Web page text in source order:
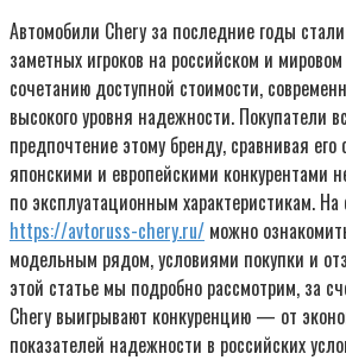
Автомобили Chery за последние годы
заметных игроков на российском и
сочетанию доступной стоимости,
высокого уровня надежности. Покупатели
предпочтение этому бренду, сравнивая его
японскими и европейскими конкурентами
по эксплуатационным характеристикам. На
https://avtoruss-chery.ru/ можно
модельным рядом, условиями покупки и
этой статье мы подробно рассмотрим, за
Chery выигрывают конкуренцию — от
показателей надежности в российских